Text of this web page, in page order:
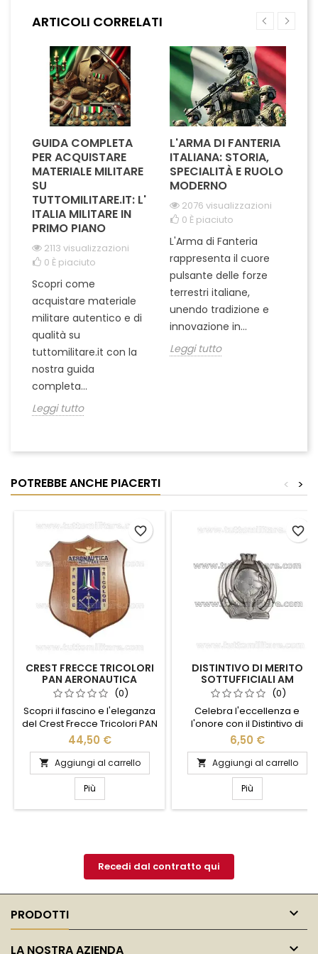
l'uniforme, conferendo un
rispetto. Ideali per chi...
base. Rappresenta l’identità
sottufficiale...
ARTICOLI CORRELATI
GUIDA COMPLETA
PER ACQUISTARE
MATERIALE MILITARE
SU
TUTTOMILITARE.IT: L'
ITALIA MILITARE IN
PRIMO PIANO
2113 visualizzazioni
0 È piaciuto
Scopri come
acquistare materiale
militare autentico e di
qualità su
tuttomilitare.it con la
nostra guida
completa...
Leggi tutto
L'ARMA DI FANTERIA
ITALIANA: STORIA,
SPECIALITÀ E RUOLO
MODERNO
2076 visualizzazioni
0 È piaciuto
L'Arma di Fanteria
rappresenta il cuore
pulsante delle forze
terrestri italiane,
unendo tradizione e
innovazione in...
Leggi tutto
POTREBBE ANCHE PIACERTI >
<
CREST FRECCE TRICOLORI
PAN AERONAUTICA
MILITARE (0)
Scopri il fascino e l'eleganza
del Crest Frecce Tricolori PAN
Aeronautica Militare. Questo
straordinario emblema
celebra l'eccellenza e la
tradizione delle leggendarie
Frecce Tricolori, la pattuglia
acrobatica nazionale
italiana. Realizzato con
e passione per l'aviazione.
Perfetto per...
44,50 €
 Aggiungi al carrello
Più
favorite_border
DISTINTIVO DI MERITO
SOTTUFFICIALI AM
MARESCIALLI
AERONAUTICA MILITARE
(0)
Celebra l'eccellenza e
l'onore con il Distintivo di
Merito Sottufficiali AM
Marescialli dell'Aeronautica
Militare. Questo distintivo
rappresenta un simbolo di
dedizione e servizio
impeccabile, realizzato con
materiali di alta qualità per
dettagliato riflette l'orgoglio e
la tradizione
dell'Aeronautica...
6,50 €
 Aggiungi al carrello
Più
favorite_border
Recedi dal contratto qui
PRODOTTI 
LA NOSTRA AZIENDA 